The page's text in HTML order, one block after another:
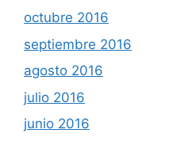
octubre 2016
septiembre 2016
agosto 2016
julio 2016
junio 2016